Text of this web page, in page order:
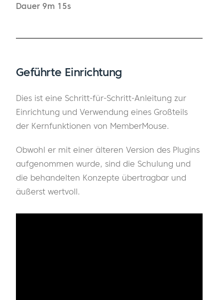
Dauer 9m 15s
Geführte Einrichtung
Dies ist eine Schritt-für-Schritt-Anleitung zur
Einrichtung und Verwendung eines Großteils
der Kernfunktionen von MemberMouse.
Obwohl er mit einer älteren Version des Plugins
aufgenommen wurde, sind die Schulung und
die behandelten Konzepte übertragbar und
äußerst wertvoll.